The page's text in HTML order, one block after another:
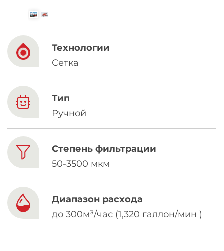
Israel
Based on your current location, we recommend
Технологии
Сетка
Тип
Ручной
Степень фильтрации
50-3500 мкм
Диапазон расхода
до 300м³/час (1,320 галлон/мин )